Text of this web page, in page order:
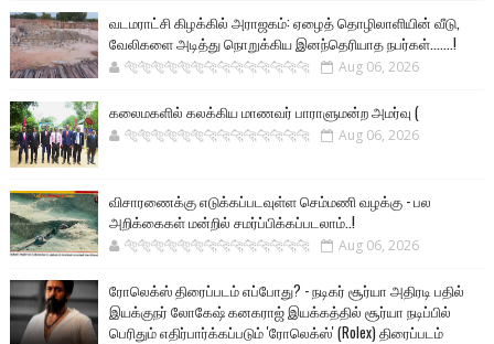
வடமராட்சி கிழக்கில் அராஜகம்: ஏழைத் தொழிலாளியின் வீடு,
வேலிகளை அடித்து நொறுக்கிய இனந்தெரியாத நபர்கள்.......!
🐅🐅🐅🐅🐅🐅🐆🐆🐆🐆🐆🐆🐆🐆 Aug 06, 2026
கலைமகளில் கலக்கிய மாணவர் பாராளுமன்ற அமர்வு (
🐅🐅🐅🐅🐅🐅🐆🐆🐆🐆🐆🐆🐆🐆 Aug 06, 2026
விசாரணைக்கு எடுக்கப்படவுள்ள செம்மணி வழக்கு - பல
அறிக்கைகள் மன்றில் சமர்ப்பிக்கப்படலாம்..!
🐅🐅🐅🐅🐅🐅🐆🐆🐆🐆🐆🐆🐆🐆 Aug 06, 2026
ரோலெக்ஸ் திரைப்படம் எப்போது? - நடிகர் சூர்யா அதிரடி பதில்
இயக்குநர் லோகேஷ் கனகராஜ் இயக்கத்தில் சூர்யா நடிப்பில்
பெரிதும் எதிர்பார்க்கப்படும் 'ரோலெக்ஸ்' (Rolex) திரைப்படம்